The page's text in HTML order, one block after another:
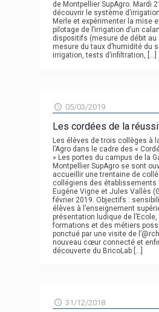
de Montpellier SupAgro. Mardi
découvrir le système
Merle et expérimenter la mise
pilotage de l’irrigation d’un
dispositifs (mesure de débit au
mesure du taux d’humidité du
irrigation, tests d’infiltration, […]
05/03/2019
Les cordées de la
Les élèves de trois collèges à
l’Agro dans le cadre des «
» Les portes du campus de la
Montpellier SupAgro se sont
accueillir une trentaine de
collégiens des établissements
Eugéne Vigne et Jules Vallès
février 2019. Objectifs :
élèves à l’enseignement
présentation ludique de
formations et des métiers
ponctué par une visite de
nouveau cœur connecté et
découverte du BricoLab[…]
31/12/2018